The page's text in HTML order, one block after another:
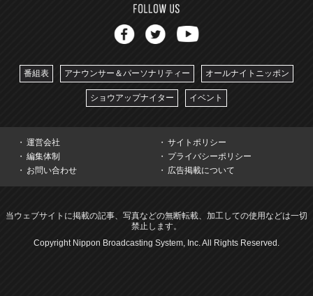
番組表 アナウンサー＆パーソナリティー オールナイトニッポン
ショウアップナイター イベント
運営会社
サイトポリシー
編集体制
プライバシーポリシー
お問い合わせ
広告掲載について
当ウェブサイトに掲載の記事、写真などの無断転載、加工しての使用などは一切
禁止します。
Copyright Nippon Broadcasting System, Inc. All Rights Reserved.